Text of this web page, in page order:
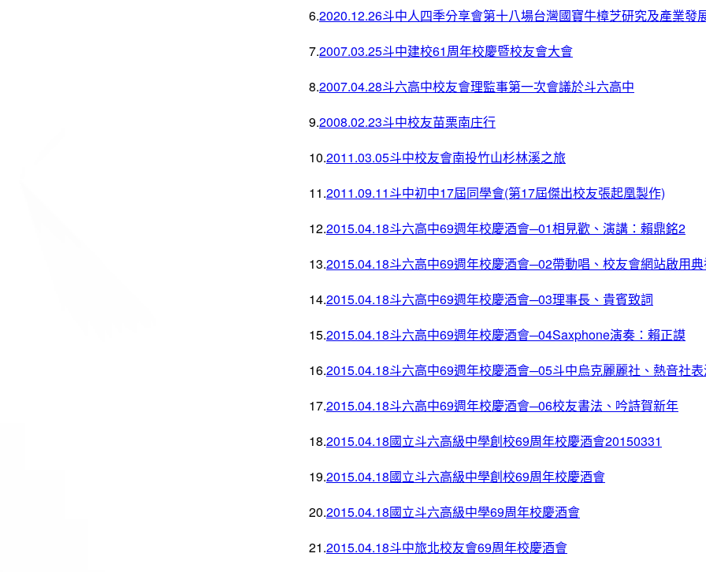
6.2020.12.26斗中人四季分享會第十八場台灣國寶牛樟芝研究及產業發
7.2007.03.25斗中建校61周年校慶暨校友會大會
8.2007.04.28斗六高中校友會理監事第一次會議於斗六高中
9.2008.02.23斗中校友苗栗南庄行
10.2011.03.05斗中校友會南投竹山杉林溪之旅
11.2011.09.11斗中初中17屆同學會(第17屆傑出校友張起凰製作)
12.2015.04.18斗六高中69週年校慶酒會─01相見歡、演講：賴鼎銘2
13.2015.04.18斗六高中69週年校慶酒會─02帶動唱、校友會網站啟用
14.2015.04.18斗六高中69週年校慶酒會─03理事長、貴賓致詞
15.2015.04.18斗六高中69週年校慶酒會─04Saxphone演奏：賴正謨
16.2015.04.18斗六高中69週年校慶酒會─05斗中烏克麗麗社、熱音社
17.2015.04.18斗六高中69週年校慶酒會─06校友書法、吟詩賀新年
18.2015.04.18國立斗六高級中學創校69周年校慶酒會20150331
19.2015.04.18國立斗六高級中學創校69周年校慶酒會
20.2015.04.18國立斗六高級中學69周年校慶酒會
21.2015.04.18斗中旅北校友會69周年校慶酒會